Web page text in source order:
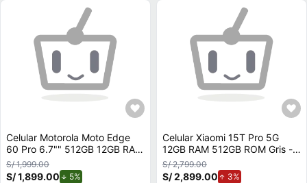
Celular Motorola Moto Edge
60 Pro 6.7"" 512GB 12GB RAM
Gris
S/ 1,999.00
S/ 1,899.00 5%
Celular Xiaomi 15T Pro 5G
12GB RAM 512GB ROM Gris -
Cámara Leica
S/ 2,799.00
S/ 2,899.00 3%